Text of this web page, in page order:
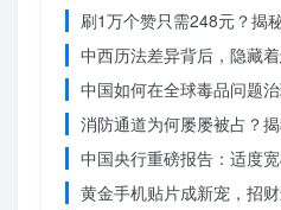
刷1万个赞只需248元？揭
中西历法差异背后，隐藏
中国如何在全球毒品问题
消防通道为何屡屡被占？
中国央行重磅报告：适度
黄金手机贴片成新宠，招